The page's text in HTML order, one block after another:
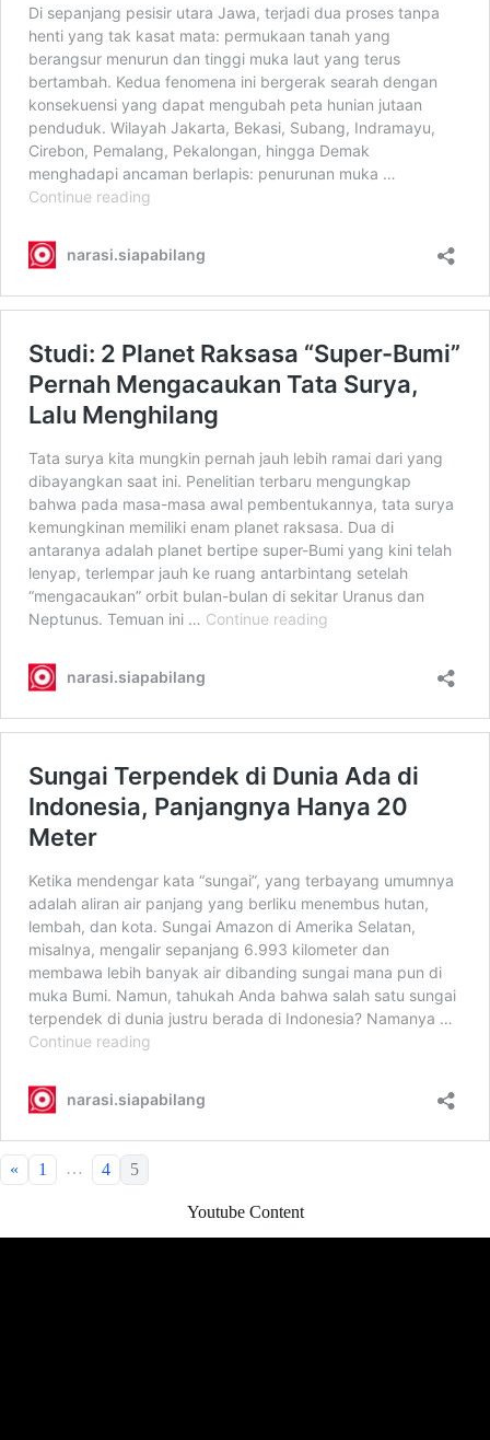
« 1 … 4 5
Youtube Content